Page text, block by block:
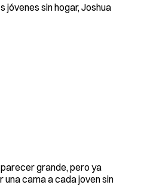
sin hogar, Joshua
grande, pero ya
cama a cada joven sin